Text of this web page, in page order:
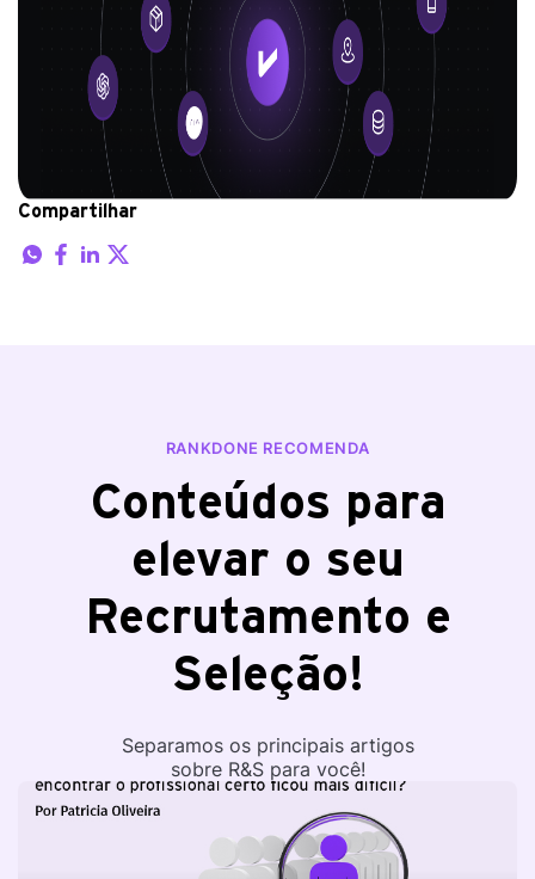
Compartilhar
RANKDONE RECOMENDA
Conteúdos para
elevar o seu
Recrutamento e
Seleção!
Separamos os principais artigos
sobre R&S para você!